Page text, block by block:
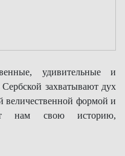
удивительные и
захватывают дух
величественной формой и
нам свою историю,